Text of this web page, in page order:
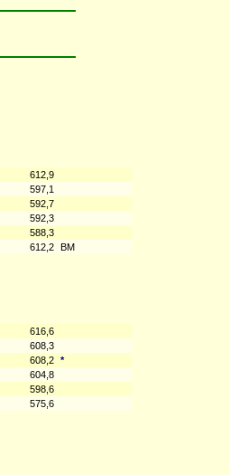
612,9
597,1
592,7
592,3
588,3
612,2 BM
616,6
608,3
608,2
*
604,8
598,6
575,6